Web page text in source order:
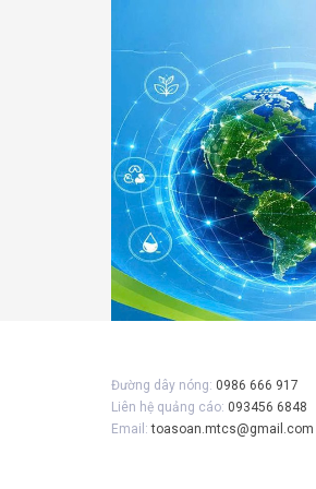
Đường dây nóng: 0986 666 917
Liên hệ quảng cáo: 093456 6848
Email:toasoan.mtcs@gmail.com